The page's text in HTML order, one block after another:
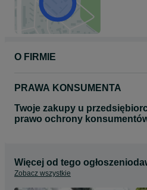
O FIRMIE
PRAWA KONSUMENTA
Twoje zakupy u
prawo ochrony
Więcej od tego
Zobacz wszystkie